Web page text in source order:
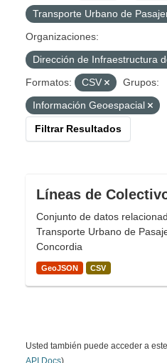
Transporte Urbano de
Organizaciones:
Dirección de Infraestructura
Formatos:
CSV
Grupos:
Información Geoespacial
Filtrar Resultados
Líneas de
Conjunto de datos
Transporte Urbano de
Concordia
GeoJSON CSV
Usted también puede acceder a
API Docs).